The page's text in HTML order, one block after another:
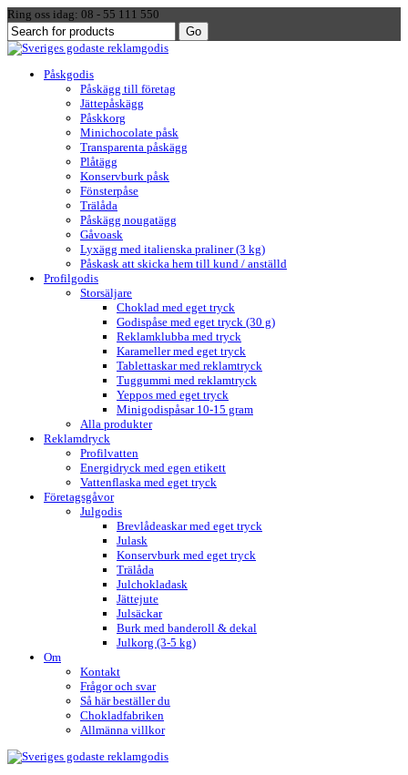
Ring oss idag: 08 - 55 111 550
Påskgodis
Påskägg till företag
Jättepåskägg
Påskkorg
Minichocolate påsk
Transparenta påskägg
Plåtägg
Konservburk påsk
Fönsterpåse
Trälåda
Påskägg nougatägg
Gåvoask
Lyxägg med italienska praliner (3 kg)
Påskask att skicka hem till kund / anställd
Profilgodis
Storsäljare
Choklad med eget tryck
Godispåse med eget tryck (30 g)
Reklamklubba med tryck
Karameller med eget tryck
Tablettaskar med reklamtryck
Tuggummi med reklamtryck
Yeppos med eget tryck
Minigodispåsar 10-15 gram
Alla produkter
Reklamdryck
Profilvatten
Energidryck med egen etikett
Vattenflaska med eget tryck
Företagsgåvor
Julgodis
Brevlådeaskar med eget tryck
Julask
Konservburk med eget tryck
Trälåda
Julchokladask
Jättejute
Julsäckar
Burk med banderoll & dekal
Julkorg (3-5 kg)
Om
Kontakt
Frågor och svar
Så här beställer du
Chokladfabriken
Allmänna villkor